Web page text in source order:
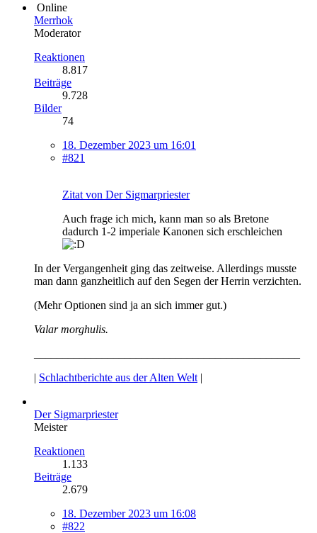
Online
Merrhok
Moderator
Reaktionen
8.817
Beiträge
9.728
Bilder
74
18. Dezember 2023 um 16:01
#821
Zitat von Der Sigmarpriester
Auch frage ich mich, kann man so als Bretone
dadurch 1-2 imperiale Kanonen sich erschleichen
In der Vergangenheit ging das zeitweise. Allerdings musste
man dann ganzheitlich auf den Segen der Herrin verzichten.
(Mehr Optionen sind ja an sich immer gut.)
Valar morghulis.
| Schlachtberichte aus der Alten Welt |
Der Sigmarpriester
Meister
Reaktionen
1.133
Beiträge
2.679
18. Dezember 2023 um 16:08
#822